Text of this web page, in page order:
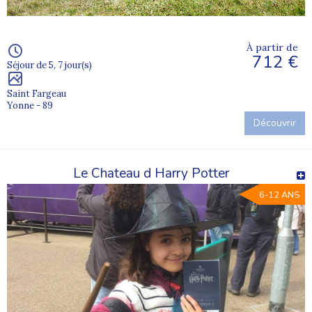
Séjour de 5, 7 jour(s)
Saint Fargeau
Yonne - 89
À partir de
712 €
Découvrir
Le Chateau d Harry Potter
6-12 ANS